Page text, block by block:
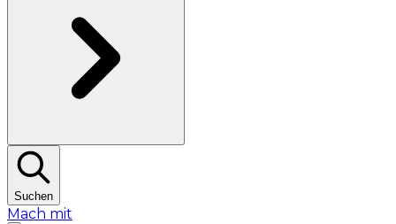
Suchen
Mach mit